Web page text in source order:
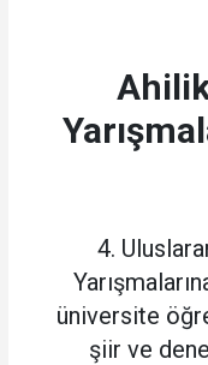
4.
üniversite
şiir ve